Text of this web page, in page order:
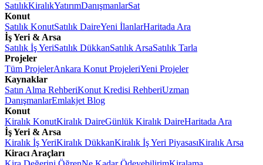
SatılıkKiralıkYatırımDanışmanlarSat
Konut
Satılık KonutSatılık DaireYeni İlanlarHaritada Ara
İş Yeri & Arsa
Satılık İş YeriSatılık DükkanSatılık ArsaSatılık Tarla
Projeler
Tüm ProjelerAnkara Konut ProjeleriYeni Projeler
Kaynaklar
Satın Alma RehberiKonut Kredisi RehberiUzman
DanışmanlarEmlakjet Blog
Konut
Kiralık KonutKiralık DaireGünlük Kiralık DaireHaritada Ara
İş Yeri & Arsa
Kiralık İş YeriKiralık DükkanKiralık İş Yeri PiyasasıKiralık Arsa
Kiracı Araçları